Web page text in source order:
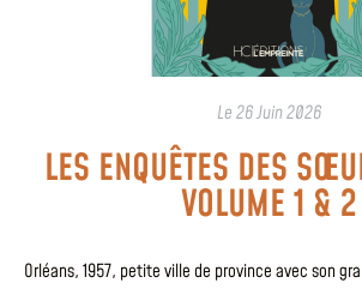
Le26 Juin 2026
LES ENQUÊTES DES
VOLUME 1 & 2
Orléans, 1957, petite ville de province avec son